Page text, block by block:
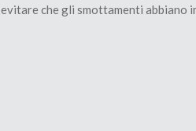
evitare che gli smottamenti abbiano